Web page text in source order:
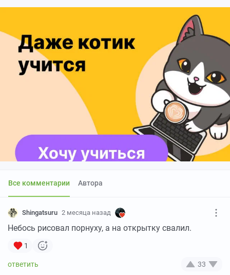
Все комментарии Автора
Shingatsuru 2 месяца назад
Небось рисовал порнуху, а на открытку свалил.
1
33